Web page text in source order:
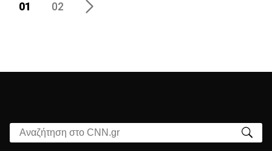
01 02
Αναζήτηση στο CNN.gr